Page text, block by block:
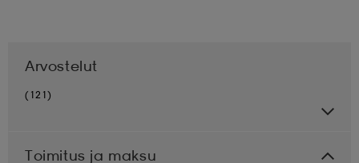
Arvostelut
(121)
Toimitus ja maksu